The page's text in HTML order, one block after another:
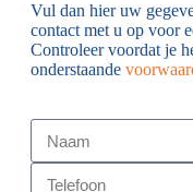
Vul dan hier uw
contact met u op voor
Controleer voordat je
onderstaande